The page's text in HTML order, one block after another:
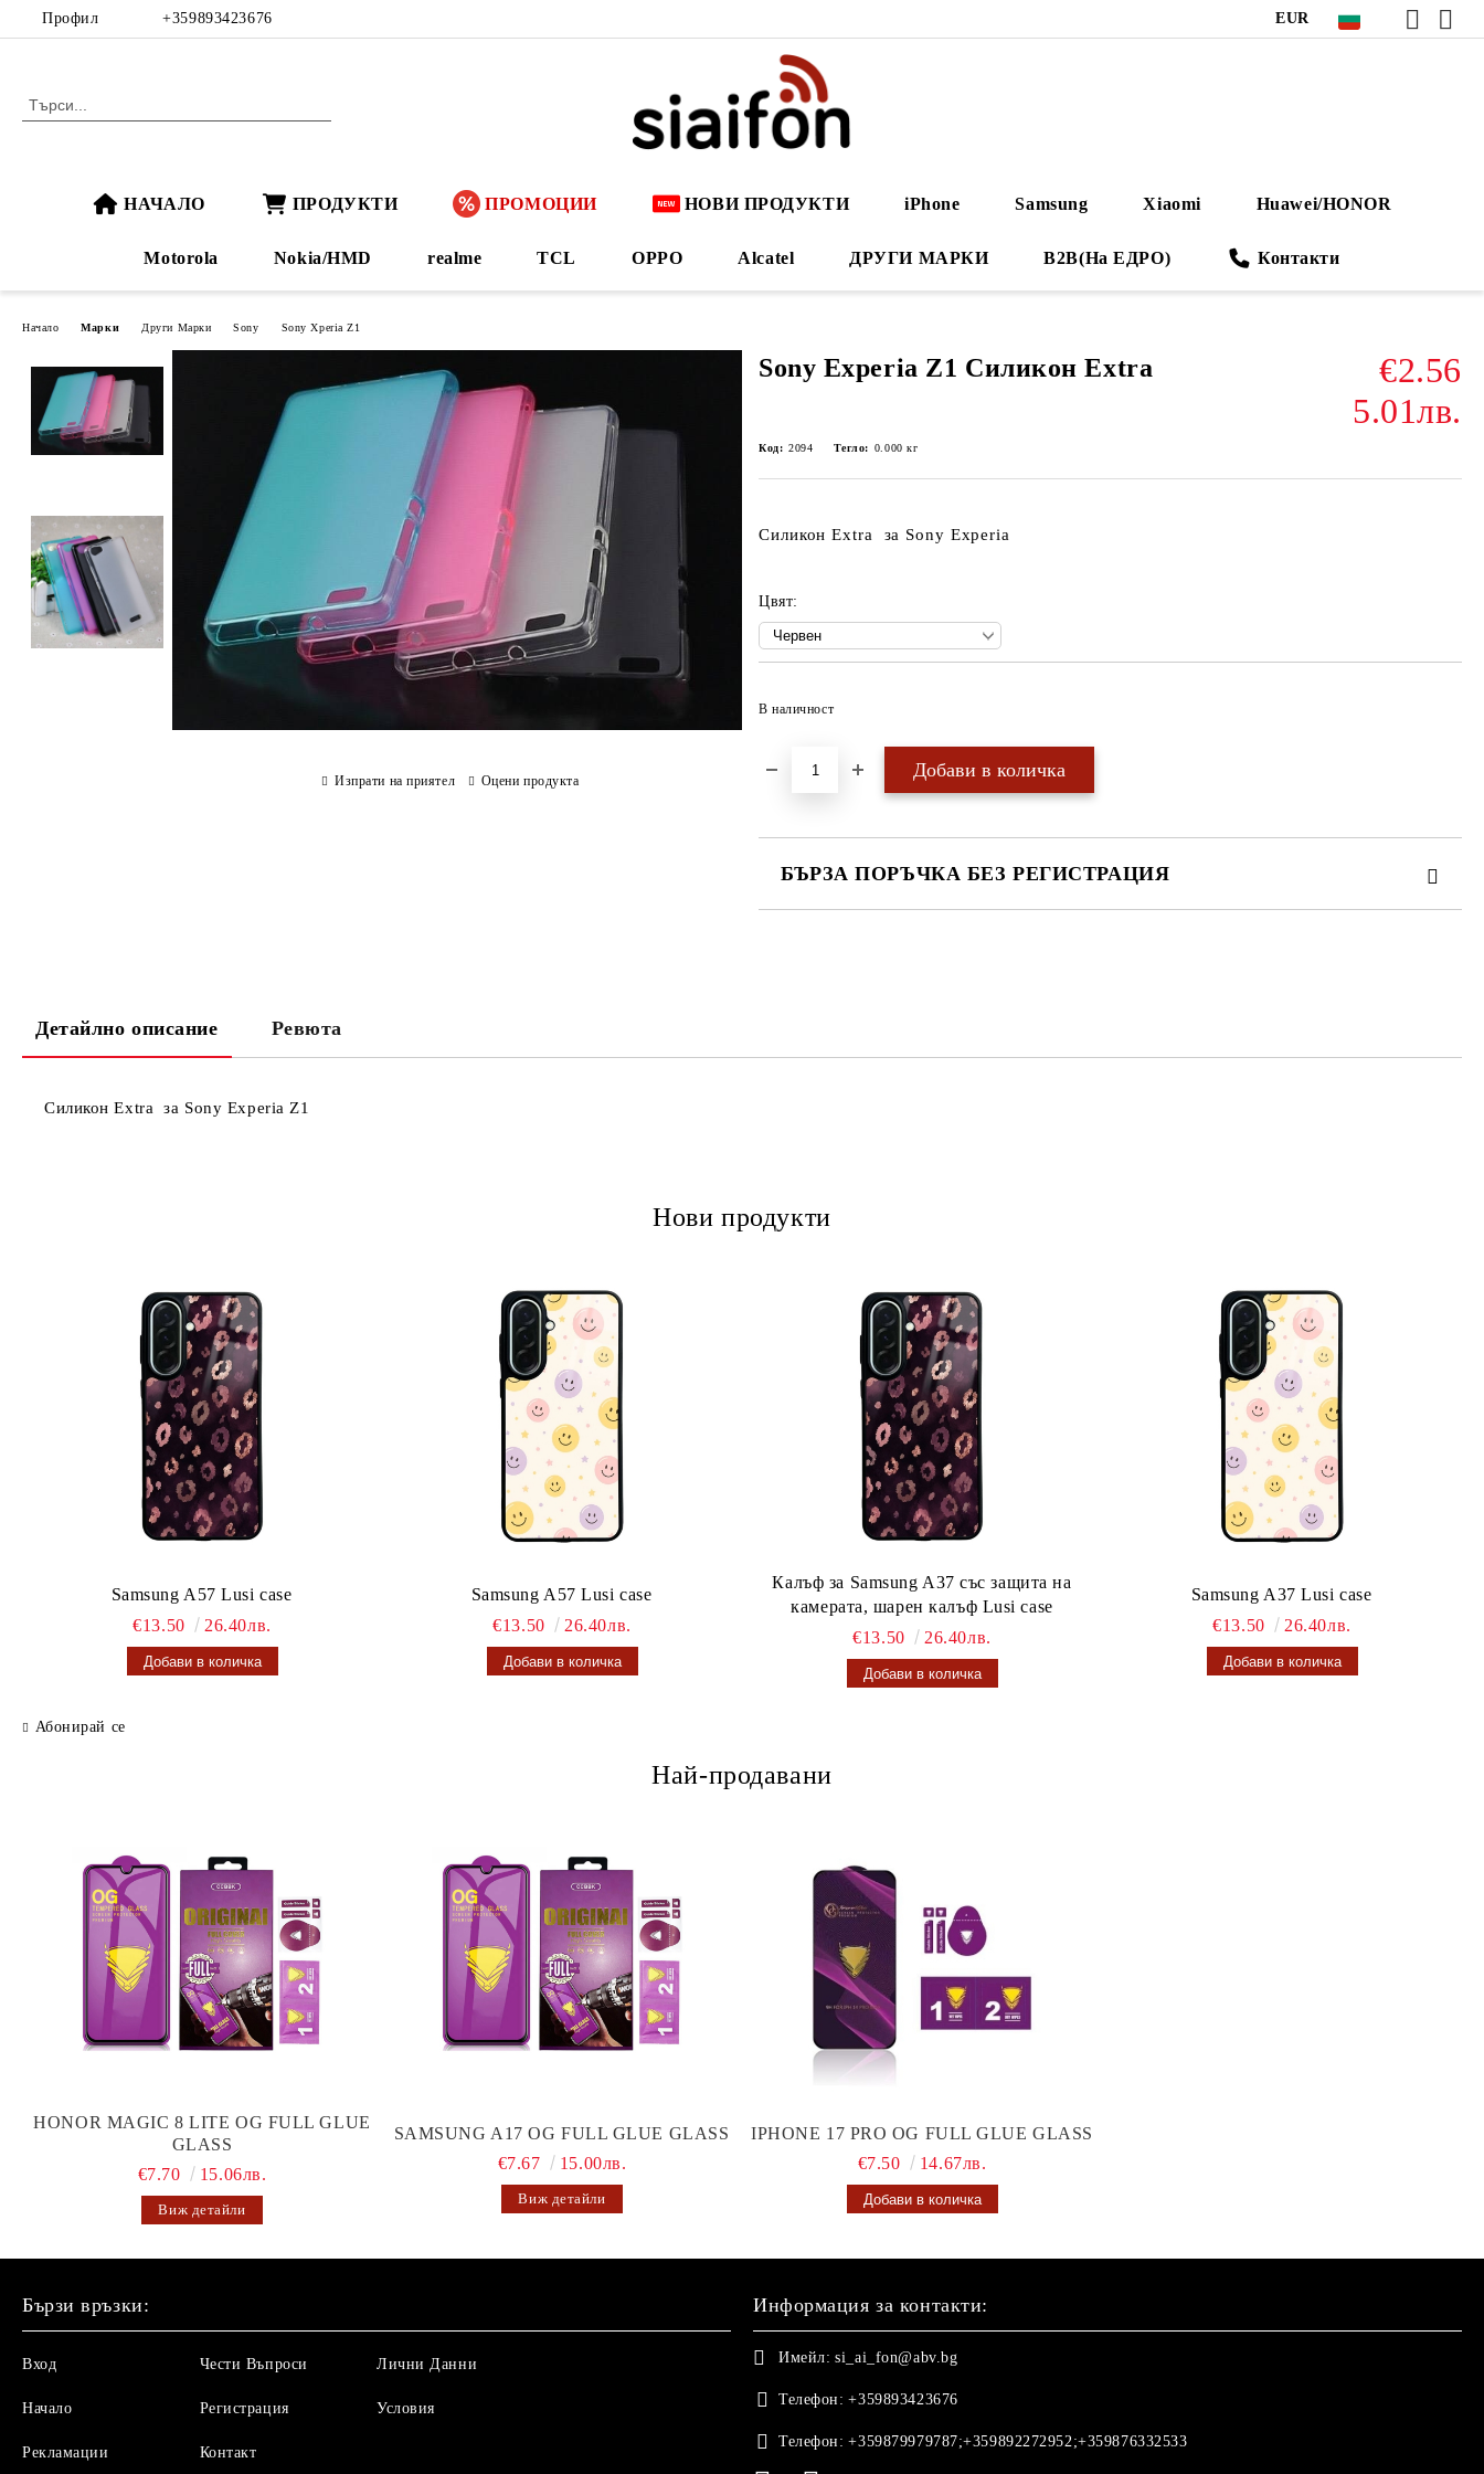
Профил +359893423676 EUR
НАЧАЛО ПРОДУКТИ ПРОМОЦИИ НОВИ ПРОДУКТИ iPhone Samsung Xiaomi Huawei/HONOR
Motorola Nokia/HMD realme TCL OPPO Alcatel ДРУГИ МАРКИ B2B(На ЕДРО) Контакти
Начало Марки Други Марки Sony Sony Xperia Z1
Sony Experia Z1 Силикон Extra
€2.56
5.01лв.
Код: 2094 Тегло: 0.000 кг
Силикон Extra за Sony Experia
Цвят:
В наличност
БЪРЗА ПОРЪЧКА БЕЗ РЕГИСТРАЦИЯ
Изпрати на приятел Оцени продукта
Детайлно описание Ревюта
Силикон Extra за Sony Experia Z1
Нови продукти
Samsung A57 Lusi case
€13.50
26.40лв.
Samsung A57 Lusi case
€13.50
26.40лв.
Калъф за Samsung A37 със защита на
камерата, шарен калъф Lusi case
€13.50
26.40лв.
Samsung A37 Lusi case
€13.50
26.40лв.
Абонирай се
Най-продавани
HONOR MAGIC 8 LITE OG FULL GLUE
GLASS
€7.70
15.06лв.
Виж детайли
SAMSUNG A17 OG FULL GLUE GLASS
€7.67
15.00лв.
Виж детайли
IPHONE 17 PRO OG FULL GLUE GLASS
€7.50
14.67лв.
Бързи връзки:
Вход
Начало
Рекламации
Чести Въпроси
Регистрация
Контакт
Лични Данни
Условия
Информация за контакти:
Имейл: si_ai_fon@abv.bg
Телефон: +359893423676
Телефон: +359879979787;+359892272952;+359876332533